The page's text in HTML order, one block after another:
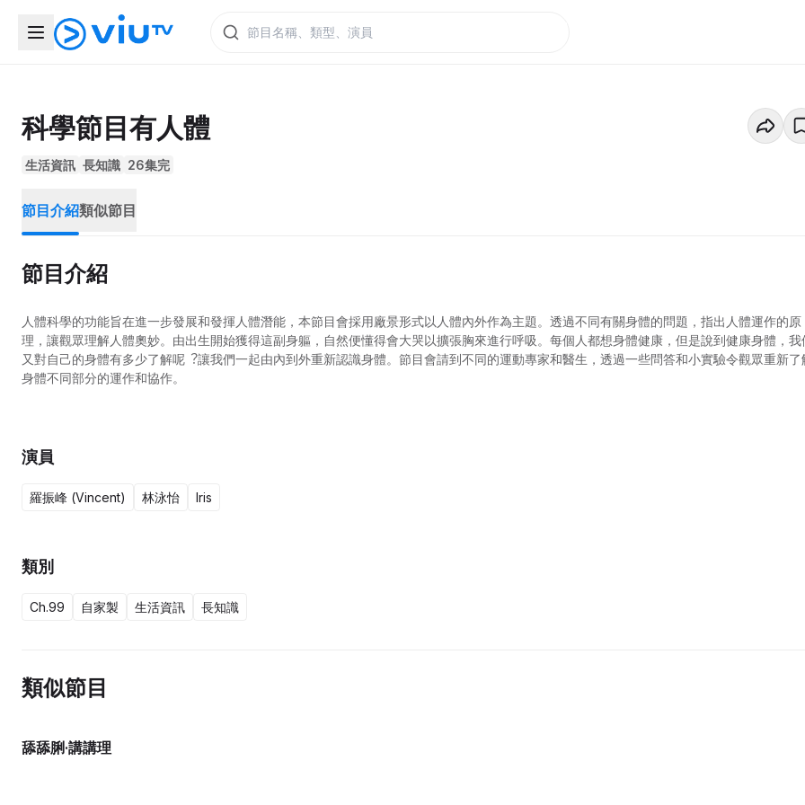
科學節目有人體
生活資訊 長知識 26集完
節目介紹類似節目
節目介紹
人體科學的功能旨在進一步發展和發揮人體潛能，本節目會採用廠景形式以人體內外作為主題。透過不同有關身體的問題，指出人體運作的原
理，讓觀眾理解人體奧妙。由出生開始獲得這副身軀，自然便懂得會大哭以擴張胸來進行呼吸。每個人都想身體健康，但是說到健康身體，我
又對自己的身體有多少了解呢︖讓我們一起由內到外重新認識身體。節目會請到不同的運動專家和醫生，透過一些問答和小實驗令觀眾重新了
身體不同部分的運作和協作。
演員
羅振峰 (Vincent) 林泳怡 Iris
類別
Ch.99 自家製 生活資訊 長知識
類似節目
舔舔脷·講講理